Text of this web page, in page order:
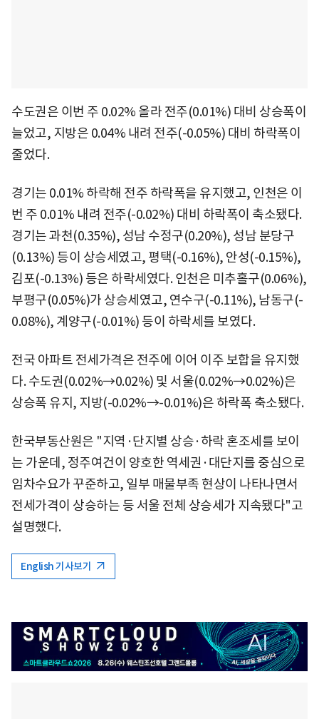
수도권은 이번 주 0.02% 올라 전주(0.01%) 대비 상승폭이
늘었고, 지방은 0.04% 내려 전주(-0.05%) 대비 하락폭이
줄었다.
경기는 0.01% 하락해 전주 하락폭을 유지했고, 인천은 이
번 주 0.01% 내려 전주(-0.02%) 대비 하락폭이 축소됐다.
경기는 과천(0.35%), 성남 수정구(0.20%), 성남 분당구
(0.13%) 등이 상승세였고, 평택(-0.16%), 안성(-0.15%),
김포(-0.13%) 등은 하락세였다. 인천은 미추홀구(0.06%),
부평구(0.05%)가 상승세였고, 연수구(-0.11%), 남동구(-
0.08%), 계양구(-0.01%) 등이 하락세를 보였다.
전국 아파트 전세가격은 전주에 이어 이주 보합을 유지했
다. 수도권(0.02%→0.02%) 및 서울(0.02%→0.02%)은
상승폭 유지, 지방(-0.02%→-0.01%)은 하락폭 축소됐다.
한국부동산원은 "지역·단지별 상승·하락 혼조세를 보이
는 가운데, 정주여건이 양호한 역세권·대단지를 중심으로
임차수요가 꾸준하고, 일부 매물부족 현상이 나타나면서
전세가격이 상승하는 등 서울 전체 상승세가 지속됐다"고
설명했다.
English 기사보기